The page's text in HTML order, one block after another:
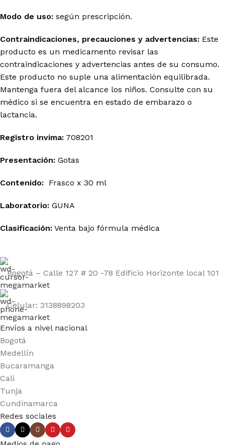
Modo de uso: según prescripción.
Contraindicaciones, precauciones y advertencias: Este
producto es un medicamento revisar las
contraindicaciones y advertencias antes de su consumo.
Este producto no suple una alimentación equilibrada.
Mantenga fuera del alcance los niños. Consulte con su
médico si se encuentra en estado de embarazo o
lactancia.
Registro invima: 708201
Presentación: Gotas
Contenido: Frasco x 30 ml
Laboratorio: GUNA
Clasificación: Venta bajo fórmula médica
Bogotá – Calle 127 # 20 -78 Edificio Horizonte local 101
Celular: 3138898203
Envíos a nivel nacional
Bogotá
Medellín
Bucaramanga
Cali
Tunja
Cundinamarca
Redes sociales